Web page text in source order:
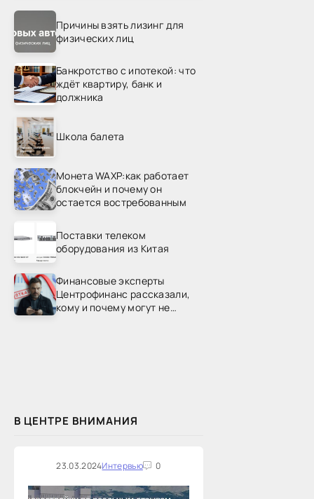
Причины взять лизинг для
физических лиц
Банкротство с ипотекой: что
ждёт квартиру, банк и
должника
Школа балета
Монета WAXP:как работает
блокчейн и почему он
остается востребованным
Поставки телеком
оборудования из Китая
Финансовые эксперты
Центрофинанс рассказали,
кому и почему могут не
В ЦЕНТРЕ ВНИМАНИЯ
23.03.2024Интервью 0